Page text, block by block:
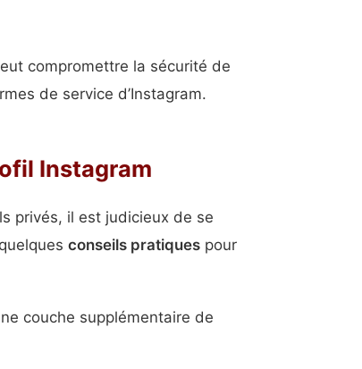
compromettre la sécurité de
de service d’Instagram.
Instagram
privés, il est judicieux de se
conseils pratiques pour
couche supplémentaire de